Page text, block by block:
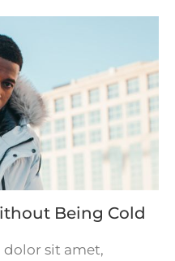
Being Cold
sit amet,